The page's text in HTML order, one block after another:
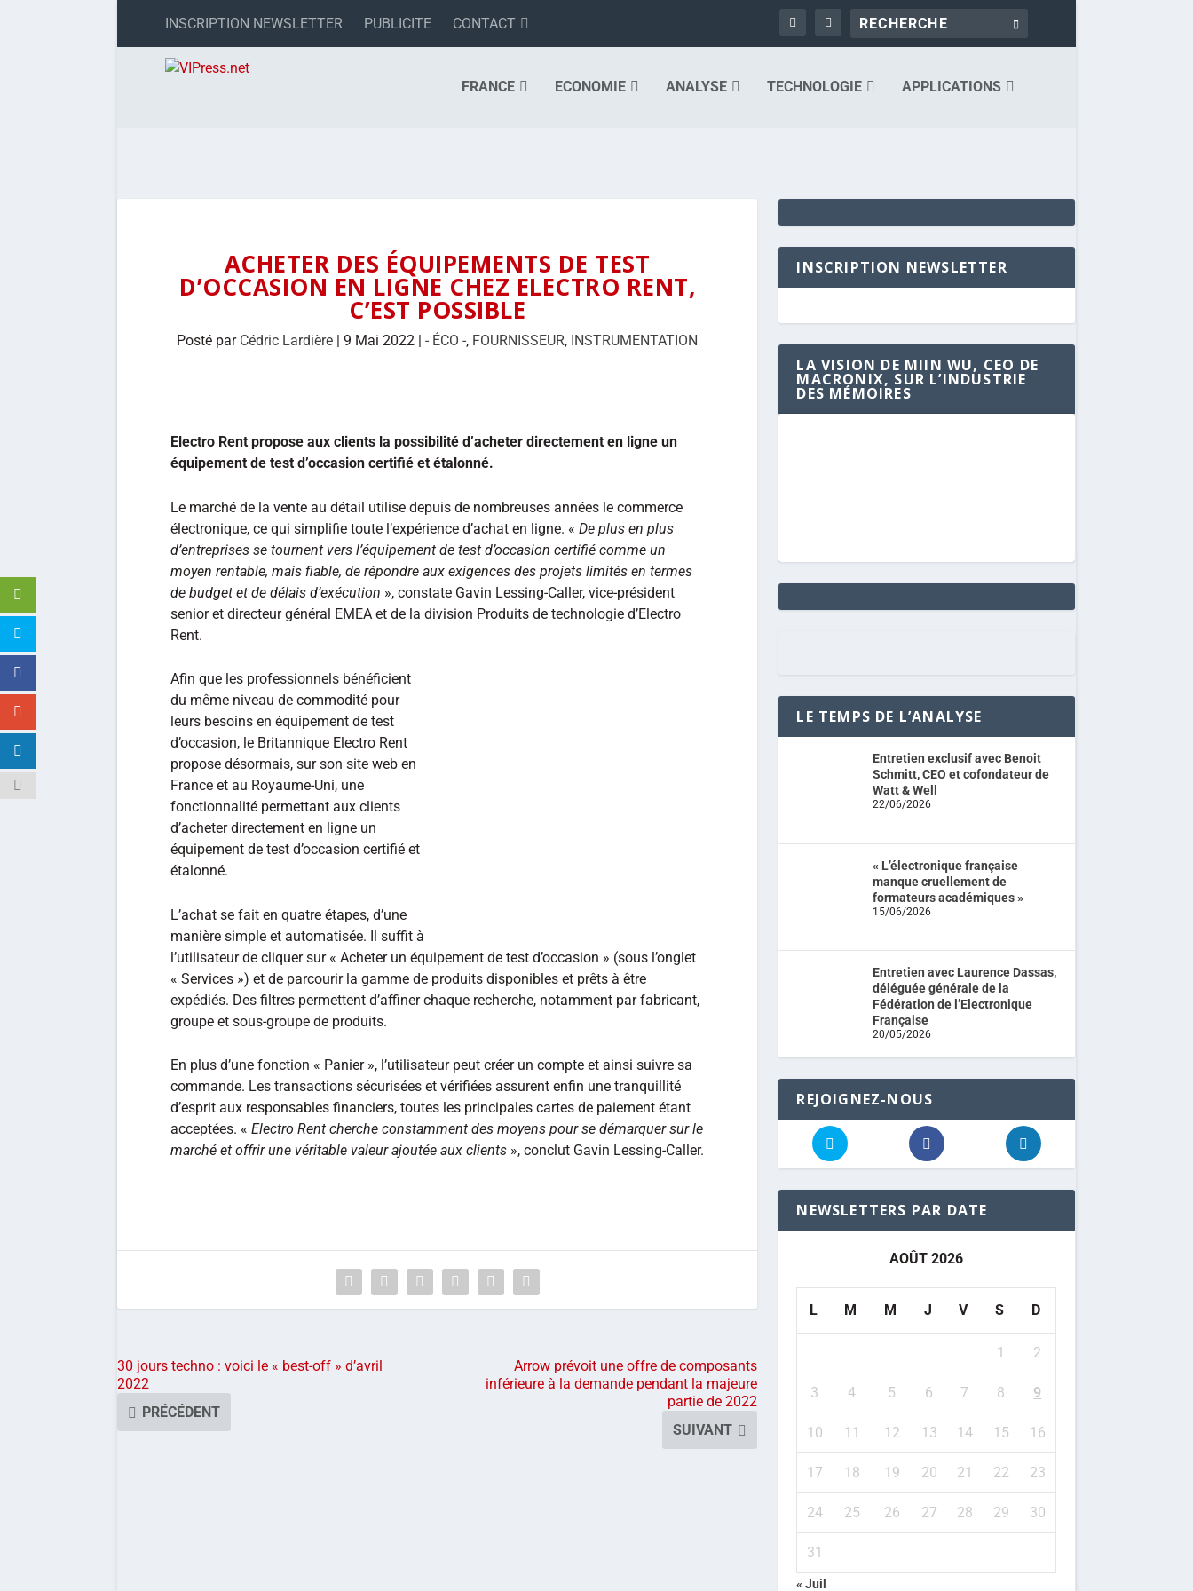
INSCRIPTION NEWSLETTER PUBLICITE CONTACT
FRANCE ECONOMIE ANALYSE TECHNOLOGIE APPLICATIONS
ACHETER DES ÉQUIPEMENTS DE TEST
D’OCCASION EN LIGNE CHEZ ELECTRO RENT,
C’EST POSSIBLE
Posté par Cédric Lardière |9 Mai 2022 |- ÉCO -, FOURNISSEUR, INSTRUMENTATION
Electro Rent propose aux clients la possibilité d’acheter directement en ligne un
équipement de test d’occasion certifié et étalonné.
Le marché de la vente au détail utilise depuis de nombreuses années le commerce
électronique, ce qui simplifie toute l’expérience d’achat en ligne. « De plus en plus
d’entreprises se tournent vers l’équipement de test d’occasion certifié comme un
moyen rentable, mais fiable, de répondre aux exigences des projets limités en termes
de budget et de délais d’exécution », constate Gavin Lessing-Caller, vice-président
senior et directeur général EMEA et de la division Produits de technologie d’Electro
Rent.
Afin que les professionnels bénéficient
du même niveau de commodité pour
leurs besoins en équipement de test
d’occasion, le Britannique Electro Rent
propose désormais, sur son site web en
France et au Royaume-Uni, une
fonctionnalité permettant aux clients
d’acheter directement en ligne un
équipement de test d’occasion certifié et
étalonné.
L’achat se fait en quatre étapes, d’une
manière simple et automatisée. Il suffit à
l’utilisateur de cliquer sur « Acheter un équipement de test d’occasion » (sous l’onglet
« Services ») et de parcourir la gamme de produits disponibles et prêts à être
expédiés. Des filtres permettent d’affiner chaque recherche, notamment par fabricant,
groupe et sous-groupe de produits.
En plus d’une fonction « Panier », l’utilisateur peut créer un compte et ainsi suivre sa
commande. Les transactions sécurisées et vérifiées assurent enfin une tranquillité
d’esprit aux responsables financiers, toutes les principales cartes de paiement étant
acceptées. « Electro Rent cherche constamment des moyens pour se démarquer sur le
marché et offrir une véritable valeur ajoutée aux clients », conclut Gavin Lessing-Caller.
30 jours techno : voici le « best-off » d’avril
2022
PRÉCÉDENT
Arrow prévoit une offre de composants
inférieure à la demande pendant la majeure
partie de 2022
SUIVANT
INSCRIPTION NEWSLETTER
LA VISION DE MIIN WU, CEO DE
MACRONIX, SUR L’INDUSTRIE
DES MÉMOIRES
LE TEMPS DE L’ANALYSE
Entretien exclusif avec Benoit
Schmitt, CEO et cofondateur de
Watt & Well
22/06/2026
« L’électronique française
manque cruellement de
formateurs académiques »
15/06/2026
Entretien avec Laurence Dassas,
déléguée générale de la
Fédération de l’Electronique
Française
20/05/2026
REJOIGNEZ-NOUS
NEWSLETTERS PAR DATE
AOÛT 2026
L M M J V S D
1 2
3 4 5 6 7 8 9
10 11 12 13 14 15 16
17 18 19 20 21 22 23
24 25 26 27 28 29 30
31
« Juil